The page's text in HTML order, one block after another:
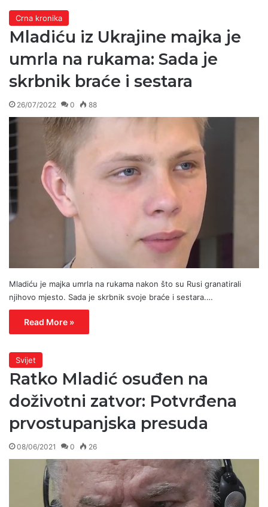
Crna kronika
Mladiću iz Ukrajine majka je
umrla na rukama: Sada je
skrbnik braće i sestara
26/07/2022 0 88
Mladiću je majka umrla na rukama nakon što su Rusi granatirali
njihovo mjesto. Sada je skrbnik svoje braće i sestara.…
Read More »
Svijet
Ratko Mladić osuđen na
doživotni zatvor: Potvrđena
prvostupanjska presuda
08/06/2021 0 26